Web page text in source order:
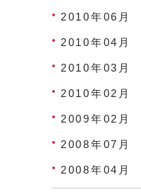
2010年06月
2010年04月
2010年03月
2010年02月
2009年02月
2008年07月
2008年04月